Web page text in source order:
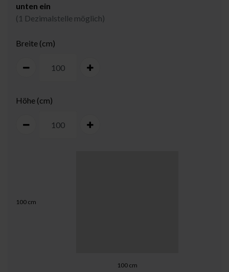
unten ein
(1 Dezimalstelle möglich)
Breite (cm)
Höhe (cm)
100 cm
100 cm